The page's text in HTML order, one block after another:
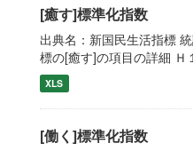
[癒す]標準化指数
出典名：新国民生活指標
標の[癒す]の項目の詳細 Ｈ
XLS
[働く]標準化指数